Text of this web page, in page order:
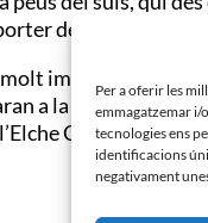
Per a oferir les
emmagatzemar i/
tecnologies ens
identificacions
negativament
de la franja verda.
important de la
a la Nova Creu
CF, primer